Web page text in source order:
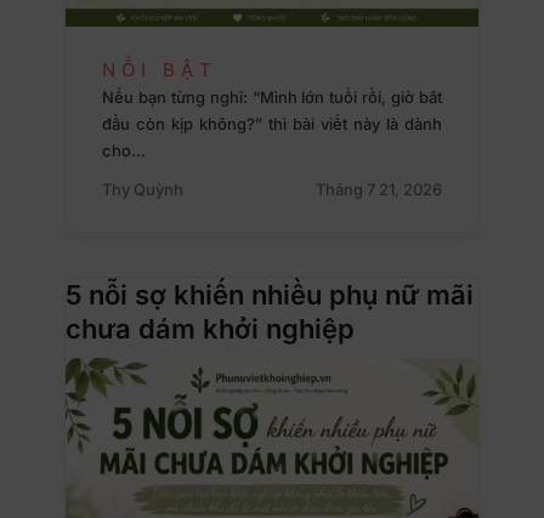
NỔI BẬT
Nếu bạn từng nghĩ: “Mình lớn tuổi rồi, giờ bắt
đầu còn kịp không?” thì bài viết này là dành
cho…
Thy Quỳnh
Tháng 7 21, 2026
5 nỗi sợ khiến nhiều phụ nữ mãi
chưa dám khởi nghiệp